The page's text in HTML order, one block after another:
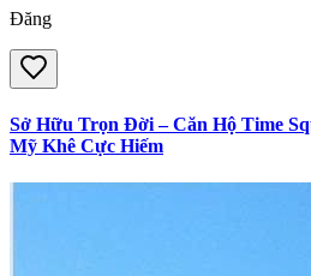
Đăng
Sở Hữu Trọn Đời – Căn Hộ Time
Mỹ Khê Cực Hiếm